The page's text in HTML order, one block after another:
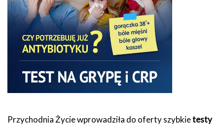
Przychodnia Życie wprowadziła do oferty szybkietesty